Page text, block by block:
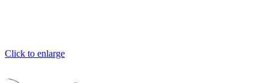
Click to enlarge